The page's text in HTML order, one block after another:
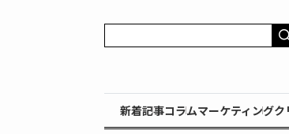
新着記事コラムマーケティングク